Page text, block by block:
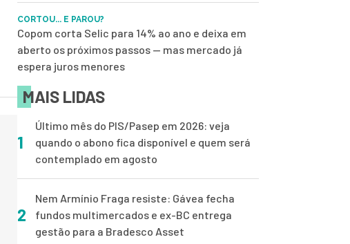
CORTOU... E PAROU?
Copom corta Selic para 14% ao ano e deixa em
aberto os próximos passos — mas mercado já
espera juros menores
MAIS LIDAS
1
Último mês do PIS/Pasep em 2026: veja
quando o abono fica disponível e quem será
contemplado em agosto
2
Nem Armínio Fraga resiste: Gávea fecha
fundos multimercados e ex-BC entrega
gestão para a Bradesco Asset